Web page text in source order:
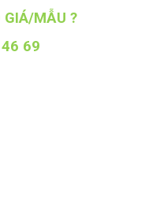
GIÁ/MẪU ?
69